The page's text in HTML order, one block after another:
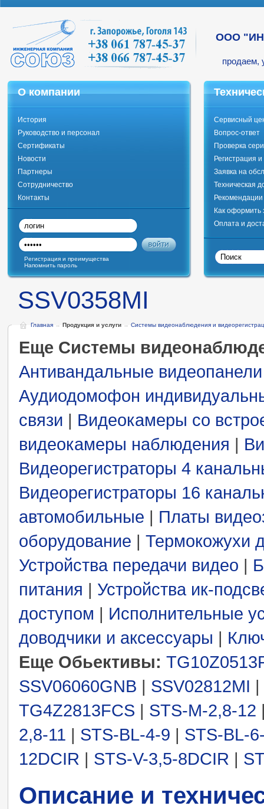
ООО
продаем,
О компании
История
Руководство и персонал
Сертификаты
Новости
Партнеры
Сотрудничество
Контакты
Сервисный
Вопрос-ответ
Проверка
Регистрация
Заявка на
Техническая
Как оформить
Оплата и
Регистрация и преимущества
Напомнить пароль
SSV0358MI
Главная → Продукция и услуги → Системы видеонаблюдения и
Еще Системы
Антивандальные видеопанели
Аудиодомофон
связи | Видеокамеры со
видеокамеры наблюдения |
Видеорегистраторы 4
Видеорегистраторы 16
автомобильные | Платы
оборудование | Термокожухи
Устройства передачи видео |
питания | Устройства ик-
доступом | Исполнительные
доводчики и аксессуары |
Еще Обьективы:
SSV06060GNB | SSV02812MI |
TG4Z2813FCS | STS-M-2,8-12
2,8-11 | STS-BL-4-9 | STS-BL-
12DCIR | STS-V-3,5-8DCIR |
Описание и